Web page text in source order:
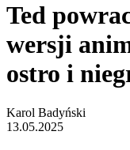
Ted
wersji
ostro i
Karol Badyński
13.05.2025